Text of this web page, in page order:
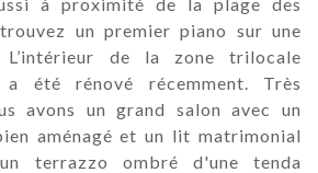
un premier piano sur une
L’intérieur de la zone trilocale
a été rénové récemment. Très
avons un grand salon avec un
aménagé et un lit matrimonial
terrazzo ombré d'une tenda